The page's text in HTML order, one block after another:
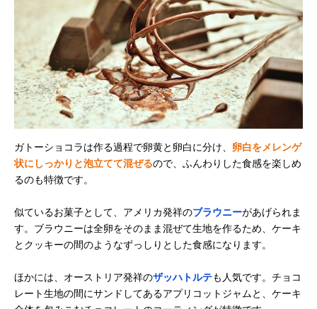
ガトーショコラは作る過程で卵黄と卵白に分け、 卵白をメレンゲ
状にしっかりと泡立てて混ぜるので、ふんわりした食感を楽しめ
るのも特徴です。
似ているお菓子として、アメリカ発祥のブラウニーがあげられま
す。ブラウニーは全卵をそのまま混ぜて生地を作るため、ケーキ
とクッキーの間のようなずっしりとした食感になります。
ほかには、オーストリア発祥のザッハトルテも人気です。チョコ
レート生地の間にサンドしてあるアプリコットジャムと、ケーキ